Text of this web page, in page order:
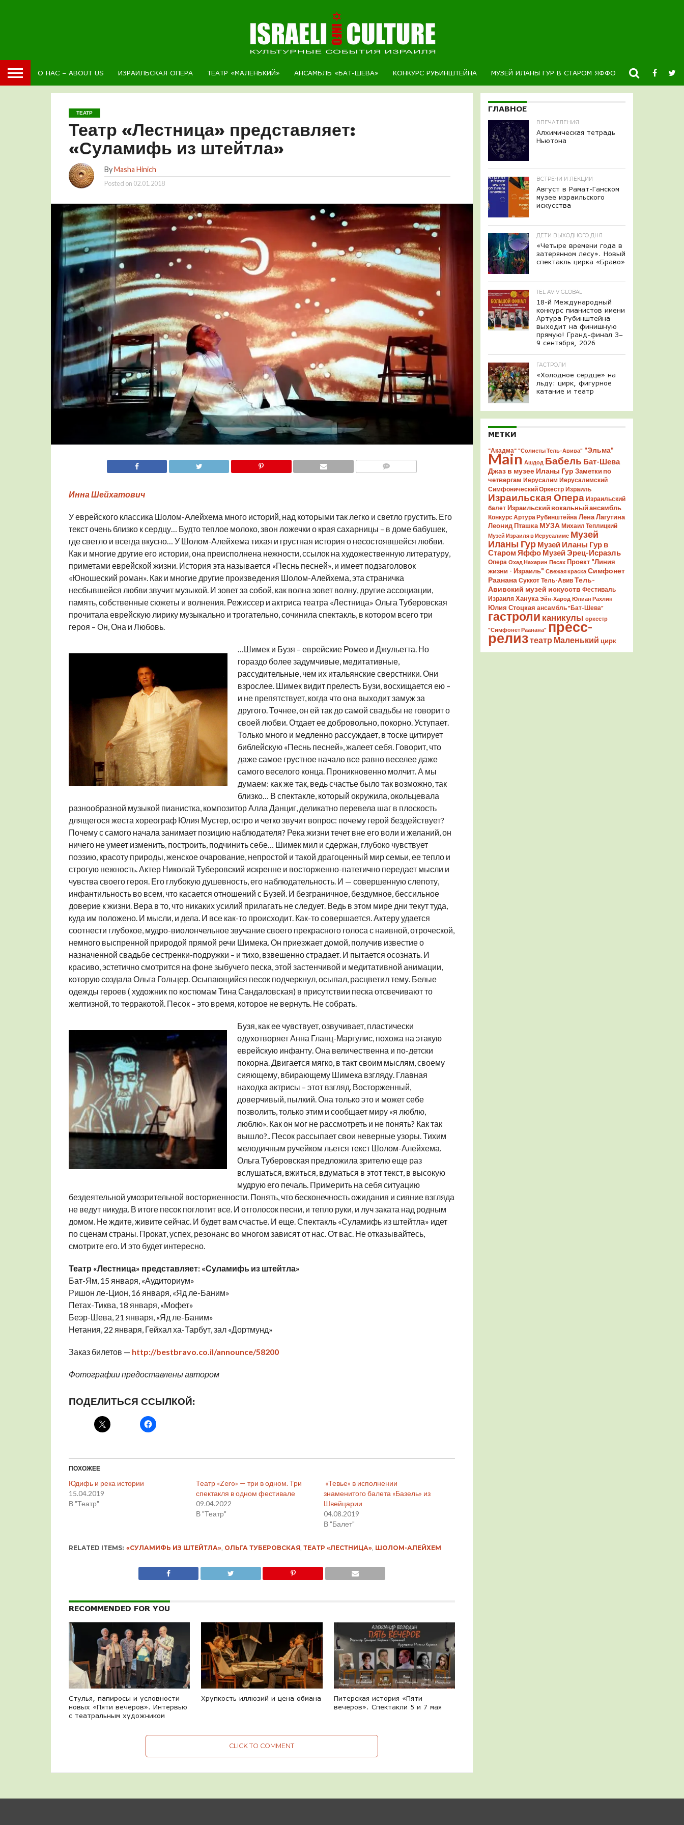
О НАС – ABOUT US ИЗРАИЛЬСКАЯ ОПЕРА ТЕАТР «МАЛЕНЬКИЙ» АНСАМБЛЬ «БАТ-ШЕВА» КОНКУРС РУБИНШТЕЙНА МУЗЕЙ ИЛАНЫ ГУР В СТАРОМ ЯФФО НОВОСТИ
ТЕАТР
Театр «Лестница» представляет:
«Суламифь из штейтла»
ByMasha Hinich
Posted on 02.01.2018
Инна Шейхатович
У еврейского классика Шолом-Алейхема много историй, над которыми так легко и светло грустить. Его
текст очень близко к сердцу… Будто теплое молоко, звон ложечки о края сахарницы – в доме бабушек,
где светло и всегда вкусно… У Шолом-Алейхема тихая и грустная история о несостоявшейся любви.
Как и многие другие его истории, она преисполнена нежности, ссылок на художественную литературу,
приметами еврейской жизни. История эта называется «Песнь песней», и имеет подзаголовок
«Юношеский роман». Как и многие другие произведения Шолом-Алейхема, эта страничка
несбывшейся любви звучит музыкой. И зовет за собой, как волна зовет волну, другие ассоциации,
память, собственные сюжеты и волнения. Режиссер и актриса театра «Лестница» Ольга Туберовская
прочитала еврейскую лирику музыкально и трогательно, сочинила спектакль, в котором всего три
героя – Он, Она и Любовь.
…Шимек и Бузя – еврейские Ромео и Джульетта. Но
гораздо более задумчивые, медитативные,
рассудительные, чем их итальянские сверстники. Они
взрослее. Шимек видит прелесть Бузи, восхищается ею –
и не препятствует, когда что она выходит замуж за
другого. Точнее, он ей так до самой свадьбы не говорит о
своей любви. Отдает ее добровольно, покорно. Уступает.
Только много и медленно рассуждает, в тоске цитирует
библейскую «Песнь песней», жалеет себя. Говорит, что
даже самое грустное начало все равно веселее даже
самого веселого конца. Проникновенно молчит. А мы
думаем: как же так, ведь счастье было так возможно, так
близко… В спектакле, который окружила, окольцевала
разнообразной музыкой пианистка, композитор Алла Данциг, деликатно перевела шаг в плоскость
длящегося жеста хореограф Юлия Мустер, остро и четко звучит вопрос: почему герой бездействует?
Почему с самого начала занимает позицию наблюдателя? Река жизни течет вне его воли и желаний, он
ничего не умеет изменить, построить, подчинить себе… Шимек мил и сдержан, глубоко чувствует
поэзию, красоту природы, женское очарование, непростой и такой драгоценный мир семьи, ее тепло и
строгую нежность. Актер Николай Туберовский искренне и восторженно-патетично передает мысли и
чувства своего героя. Его глубокую душевность, его наблюдательность. И — совершенную слепоту,
инфантильность во всем, что касается отношений с Бузей. И безграничное, бездумное, бессильное
доверие к жизни. Вера в то, что никаких усилий прилагать не следует. Ведь в этом мире дни текут туда,
куда им положено. И мысли, и дела. И все как-то происходит. Как-то совершается. Актеру удается
соотнести глубокое, мудро-виолончельное звучание своего прекрасного голоса с наивной, отроческой,
немного выспренной природой прямой речи Шимека. Он приезжает домой, получив известие о
назначенной свадьбе сестренки-подружки – и тихо, взвешенно страдает. И пытается осознать. И
красиво, эстетично смотрится на фоне зыбучего песка, этой застенчивой и медитативной анимации,
которую создала Ольга Гольцер. Осыпающийся песок подчеркнул, осыпал, расцветил тему. Белые
одежды героев ( художник по костюмам Тина Сандаловская) в присутствии песка отсвечивают то
желтизной, то терракотой. Песок – это время, которое не вернуть. Не собрать.
Бузя, как ее чувствует, озвучивает, пластически
одухотворяет Анна Гланц-Маргулис, похожа на этакую
еврейскую инфанту. Она величественна и по-детски
покорна. Двигается мягко, в такт своим мыслям, своему
сияющему, вбирающему Шимека взгляду. Главная
находка актрисы – этот взгляд. Восторженный,
доверчивый, пылкий. Она только это и может себе
позволить, только этим и сообщает миру «я люблю,
люблю». Как он мог не рассмотреть и не понять? Как так
вышло?.. Песок рассыпает свои неверные узоры. Тихим
мелодичным ручейком льется текст Шолом-Алейхема.
Ольга Туберовская предложила зрителю еще раз
вслушаться, вжиться, вдуматься в этот текст, в высокую
мудрую его печаль. Примерить на себя ситуацию
бездеятельной умозрительной восторженности. Понять, что бесконечность ожидания и сияние взгляда
не ведут никуда. В итоге песок поглотит все. И отголосок песни, и тепло руки, и луч заката над родным
домом. Не ждите, живите сейчас. И будет вам счастье. И еще. Спектакль «Суламифь из штейтла» идет
по сценам страны. Прокат, успех, резонанс во многом зависят от нас. От вас. Не отказывайтесь,
смотрите его. И это будет интересно.
Театр «Лестница» представляет: «Суламифь из штейтла»
Бат-Ям, 15 января, «Аудиториум»
Ришон ле-Цион, 16 января, «Яд ле-Баним»
Петах-Тиква, 18 января, «Мофет»
Беэр-Шева, 21 января, «Яд ле-Баним»
Нетания, 22 января, Гейхал ха-Тарбут, зал «Дортмунд»
Заказ билетов — http://bestbravo.co.il/announce/58200
Фотографии предоставлены автором
ПОДЕЛИТЬСЯ ССЫЛКОЙ:
ПОХОЖЕЕ
Юдифь и река истории
15.04.2019
В "Театр"
Театр «Zero» — три в одном. Три
спектакля в одном фестивале
09.04.2022
В "Театр"
«Тевье» в исполнении
знаменитого балета «Базель» из
Швейцарии
04.08.2019
В "Балет"
RELATED ITEMS: «СУЛАМИФЬ ИЗ ШТЕЙТЛА», ОЛЬГА ТУБЕРОВСКАЯ, ТЕАТР «ЛЕСТНИЦА», ШОЛОМ-АЛЕЙХЕМ
RECOMMENDED FOR YOU
Стулья, папиросы и условности
новых «Пяти вечеров». Интервью
с театральным художником
Хрупкость иллюзий и цена обмана
Питерская история «Пяти
вечеров». Спектакли 5 и 7 мая
CLICK TO COMMENT
ГЛАВНОЕ
ВПЕЧАТЛЕНИЯ
Алхимическая тетрадь
Ньютона
ВСТРЕЧИ И ЛЕКЦИИ
Август в Рамат-Ганском
музее израильского
искусства
ДЕТИ ВЫХОДНОГО ДНЯ
«Четыре времени года в
затерянном лесу». Новый
спектакль цирка «Браво»
TEL AVIV GLOBAL
18-й Международный
конкурс пианистов имени
Артура Рубинштейна
выходит на финишную
прямую! Гранд-финал 3–
9 сентября, 2026
ГАСТРОЛИ
«Холодное сердце» на
льду: цирк, фигурное
катание и театр
МЕТКИ
"Акадма" "Солисты Тель-Авива" "Эльма"
Main Ашдод Бабель Бат-Шева
Джаз в музее Иланы Гур Заметки по
четвергам Иерусалим Иерусалимский
Симфонический Оркестр Израиль
Израильская Опера Израильский
балет Израильский вокальный ансамбль
Конкурс Артура Рубинштейна Лена Лагутина
Леонид Пташка МУЗА Михаил Теплицкий
Музей Израиля в Иерусалиме Музей
Иланы Гур Музей Иланы Гур в
Старом Яффо Музей Эрец-Исраэль
Опера Охад Нахарин Песах Проект "Линия
жизни - Израиль" Свежая краска Симфонет
Раанана Суккот Тель-Авив Тель-
Авивский музей искусств Фестиваль
Израиля Ханука Эйн-Харод Юлиан Рахлин
Юлия Стоцкая ансамбль "Бат-Шева"
гастроли каникулы оркестр
"Симфонет Раанана" пресс-
релизтеатр Маленький цирк